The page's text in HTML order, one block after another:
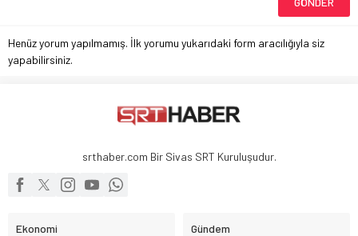
Henüz yorum yapılmamış. İlk yorumu yukarıdaki form aracılığıyla siz
yapabilirsiniz.
srthaber.com Bir Sivas SRT Kuruluşudur.
Ekonomi Gündem